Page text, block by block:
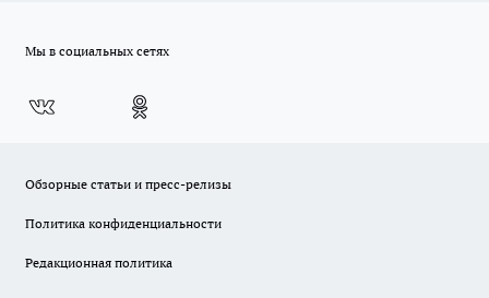
Мы в социальных сетях
Обзорные статьи и пресс-релизы
Политика конфиденциальности
Редакционная политика